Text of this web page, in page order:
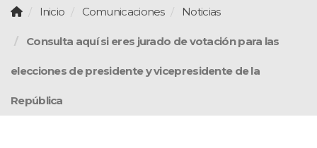
Inicio Comunicaciones Noticias
Consulta aquí si eres jurado de votación para las
elecciones de presidente y vicepresidente de la
República